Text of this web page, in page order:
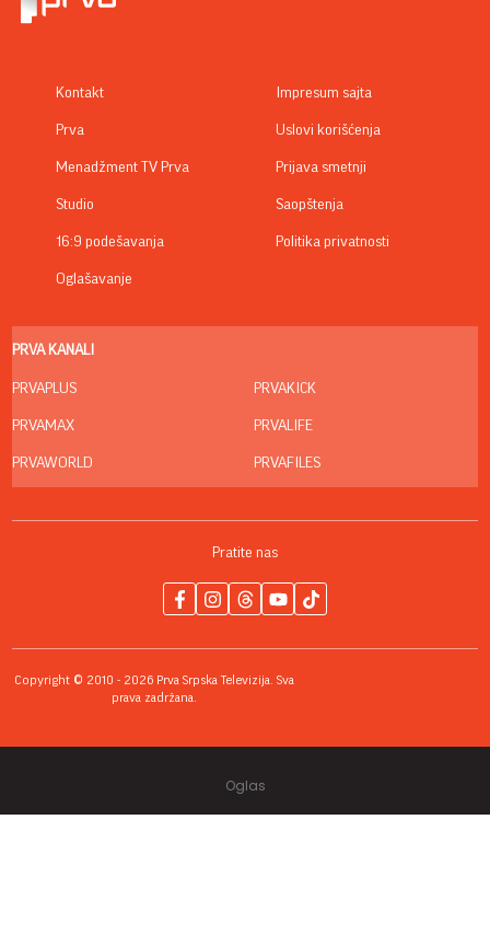
Kontakt
Prva
Menadžment TV Prva
Studio
16:9 podešavanja
Oglašavanje
Impresum sajta
Uslovi korišćenja
Prijava smetnji
Saopštenja
Politika privatnosti
PRVA KANALI
PRVAPLUS
PRVAMAX
PRVAWORLD
PRVAKICK
PRVALIFE
PRVAFILES
Pratite nas
Copyright © 2010 - 2026 Prva Srpska Televizija. Sva
prava zadržana.